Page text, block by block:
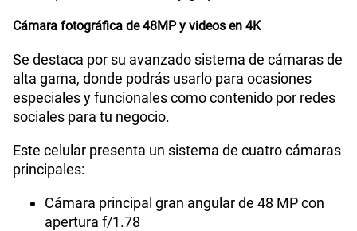
Potencia en Watts
Cámara fotográfica de 48MP y videos en 4K
Se destaca por su avanzado sistema de cámaras de
alta gama, donde podrás usarlo para ocasiones
especiales y funcionales como contenido por redes
sociales para tu negocio.
Este celular presenta un sistema de cuatro cámaras
principales:
Cámara principal gran angular de 48 MP con
apertura f/1.78